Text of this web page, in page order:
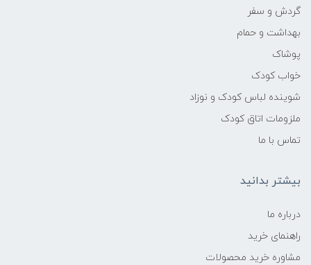
گردش و سفر
بهداشت و حمام
پوشاک
خواب کودک
شوینده لباس کودک و نوزاد
ملزومات اتاق کودک
تماس با ما
بیشتر بدانید
درباره ما
راهنمای خرید
مشاوره خرید محصولات